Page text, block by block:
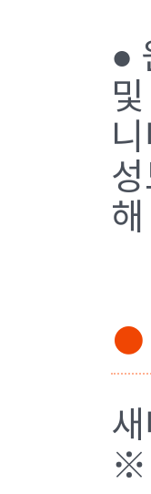
●
●
※